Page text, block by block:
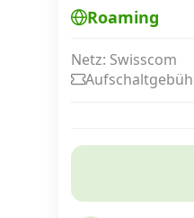
Roaming
Netz: Swisscom